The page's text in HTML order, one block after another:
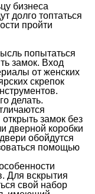
бизнеса
долго топтаться
пройти
попытаться
замок. Вход
от женских
скрепок
делать.
замок без
дверной коробки
обойдутся
помощью
Для вскрытия
свой набор